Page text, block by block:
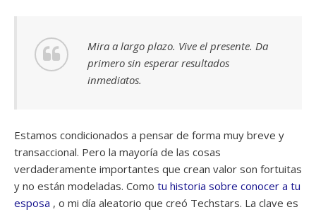
Mira a largo plazo. Vive el presente. Da
primero sin esperar resultados
inmediatos.
Estamos condicionados a pensar de forma muy breve y
transaccional. Pero la mayoría de las cosas
verdaderamente importantes que crean valor son fortuitas
y no están modeladas. Como tu historia sobre conocer a tu
esposa , o mi día aleatorio que creó Techstars. La clave es